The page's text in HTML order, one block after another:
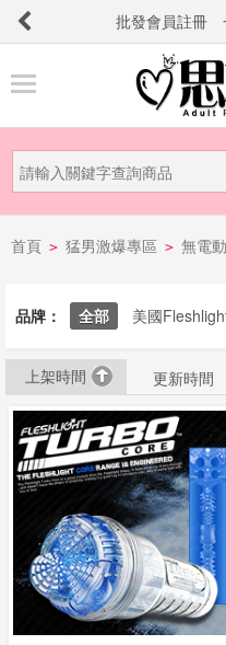
批發會員註冊
品
新
品
提
詐
騙
電
簡
訊
首頁 > 猛男激爆專區 > 無電
品牌： 全部 美國
上架時間 更新時間